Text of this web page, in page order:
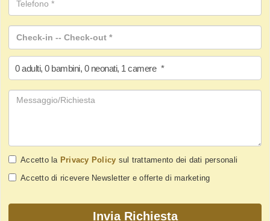
0 adulti, 0 bambini, 0 neonati, 1 camere *
Accetto la Privacy Policy sul trattamento dei dati personali
Accetto di ricevere Newsletter e offerte di marketing